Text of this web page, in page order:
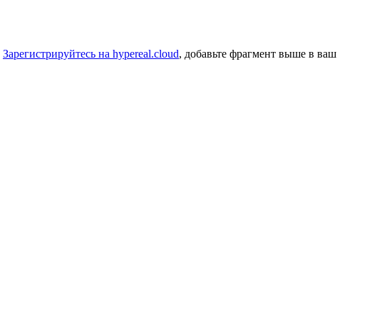
Зарегистрируйтесь на hypereal.cloud, добавьте фрагмент выше в ваш